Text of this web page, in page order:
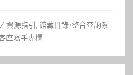
資源指引
館藏目錄+整合查詢系
座寫手專欄